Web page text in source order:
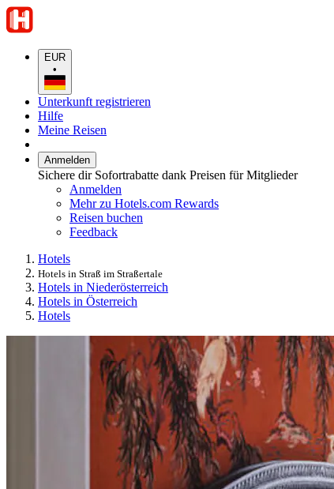
EUR
•
Unterkunft registrieren
Hilfe
Meine Reisen
Anmelden
Sichere dir Sofortrabatte dank Preisen für Mitglieder
Anmelden
Mehr zu Hotels.com Rewards
Reisen buchen
Feedback
Hotels
Hotels in Straß im Straßertale
Hotels in Niederösterreich
Hotels in Österreich
Hotels